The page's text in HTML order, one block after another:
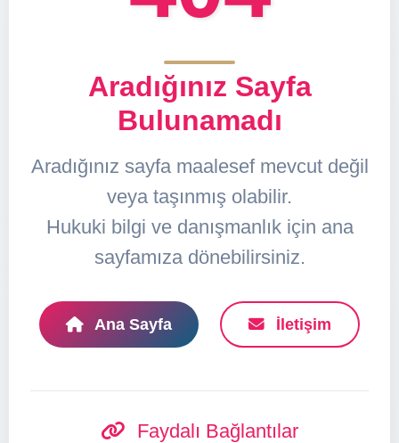
Aradığınız Sayfa
Bulunamadı
Aradığınız sayfa maalesef mevcut değil
veya taşınmış olabilir.
Hukuki bilgi ve danışmanlık için ana
sayfamıza dönebilirsiniz.
Ana Sayfa İletişim
Faydalı Bağlantılar